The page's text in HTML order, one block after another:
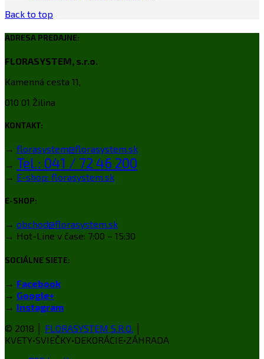
Back to top
ADRESA PREDAJNE:
FLORASYSTEM, s.r.o.
Kamenná cesta 11,
010 01 Žilina
KONTAKT:
→ florasystem@florasystem.sk
→ Tel.: 041 / 72 46 200
→ E-shop: florasystem.sk
E-SHOP:
→ obchod@florasystem.sk
→ Hot-Line v čase: 7:00 – 15:30
SOCIÁLNE SIETE:
→ Facebook
→ Google+
→ Instagram
© 2018 │ FLORASYSTEM S.R.O.
KVETY•SVIEČKY•DEKORÁCIE•ZÁHRADA